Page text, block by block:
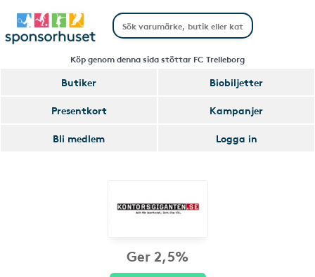
Köp genom denna sida stöttar FC Trelleborg
Butiker
Biobiljetter
Presentkort
Kampanjer
Bli medlem
Logga in
Ger 2,5%